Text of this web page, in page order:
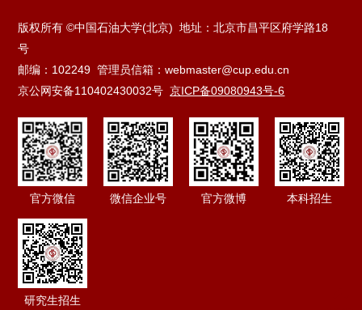
版权所有 ©中国石油大学(北京) 地址：北京市昌平区府学路18
号
邮编：102249 管理员信箱：webmaster@cup.edu.cn
京公网安备110402430032号京ICP备09080943号-6
官方微信 微信企业号 官方微博 本科招生
研究生招生